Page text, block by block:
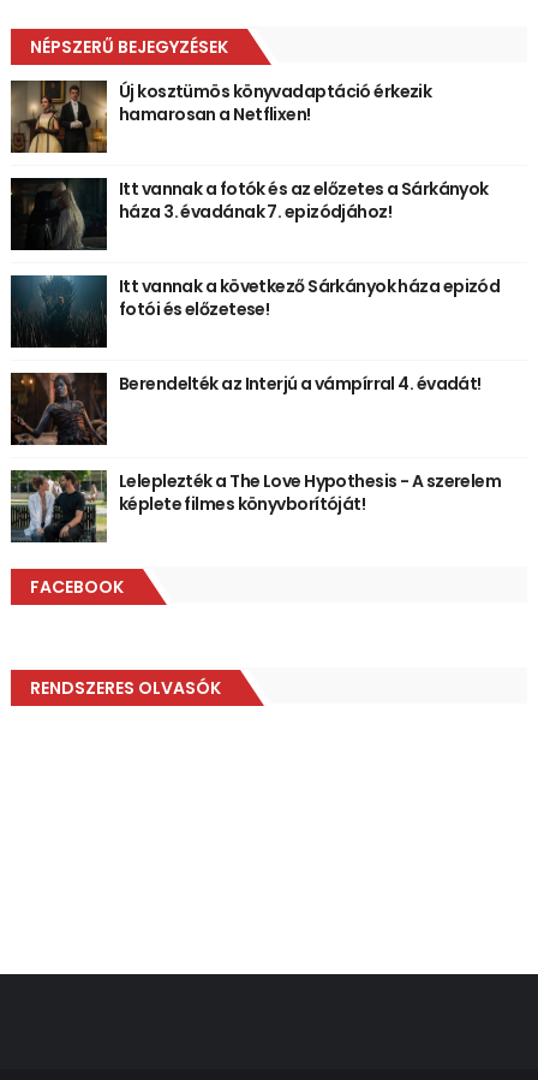
NÉPSZERŰ BEJEGYZÉSEK
Új kosztümös könyvadaptáció érkezik
hamarosan a Netflixen!
Itt vannak a fotók és az előzetes a Sárkányok
háza 3. évadának 7. epizódjához!
Itt vannak a következő Sárkányok háza epizód
fotói és előzetese!
Berendelték az Interjú a vámpírral 4. évadát!
Leleplezték a The Love Hypothesis - A szerelem
képlete filmes könyvborítóját!
FACEBOOK
RENDSZERES OLVASÓK